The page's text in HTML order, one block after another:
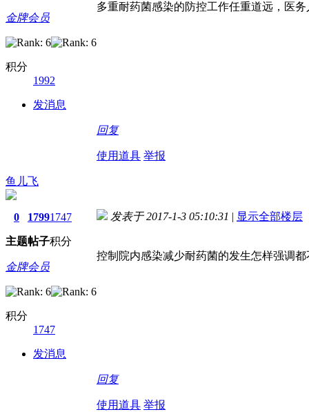
金牌会员
积分
1992
发消息
多重耐药菌感染的防控工作任重道远，医
回复
使用道具 举报
鱼儿飞
0
主题
1799
帖子
1747
积分
金牌会员
积分
1747
发消息
发表于 2017-1-3 05:10:31 | 显示全部楼层
控制院内感染减少耐药菌的发生怎样强调
回复
使用道具 举报